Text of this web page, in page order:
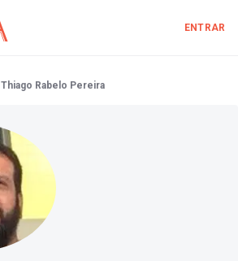
ENTRAR
Thiago Rabelo Pereira